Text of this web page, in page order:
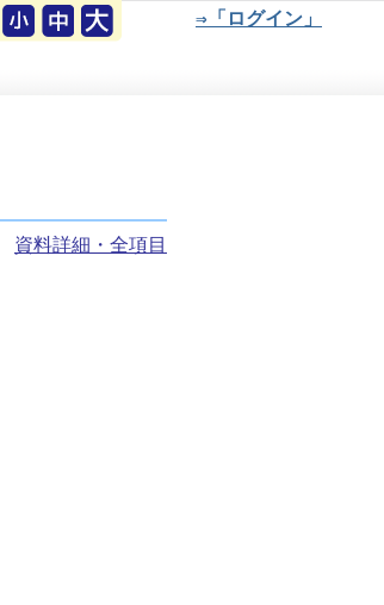
⇒「ログイン」
資料詳細・全項目